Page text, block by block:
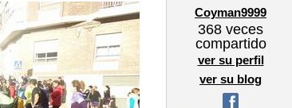
Coyman9999
368 veces
compartido
ver su perfil
ver su blog